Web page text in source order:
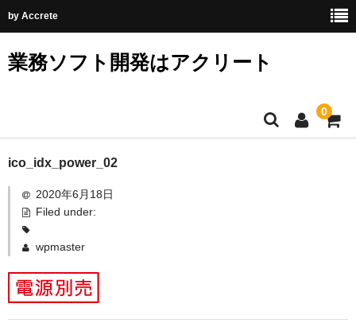
by Accrete
業務ソフト開発はアクリート
0
ホーム
CTIシステム
電話で顧客対応を改善した4つパターン_2
ico_idx_power_02
2020年6月18日
Filed under:
wpmaster